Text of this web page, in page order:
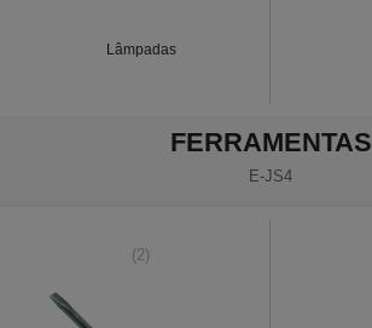
Lâmpadas
FERRAMENTAS
E-JS4
(2)